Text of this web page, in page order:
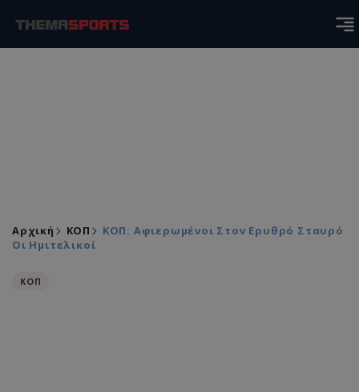
Αρχική KOΠ
ΚΟΠ: Αφιερωμένοι Στον Ερυθρό Σταυρό
Οι Ημιτελικοί
KOΠ